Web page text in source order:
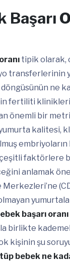
Başarı
tipik olarak,
transferlerinin
ne
fertiliti
önemli bir
yumurta kalitesi,
embriyoların
çeşitli faktörlere
anlamak
başarı oranı
birlikte
kişinin şu
bebek ne